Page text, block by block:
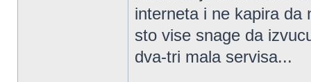
interneta i ne kapira da
sto vise snage da
dva-tri mala servisa...